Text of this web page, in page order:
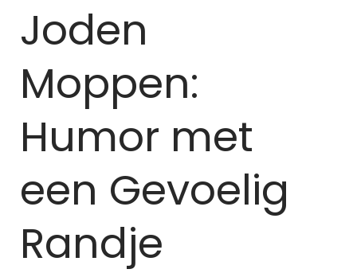
Joden
Moppen:
Humor met
een Gevoelig
Randje